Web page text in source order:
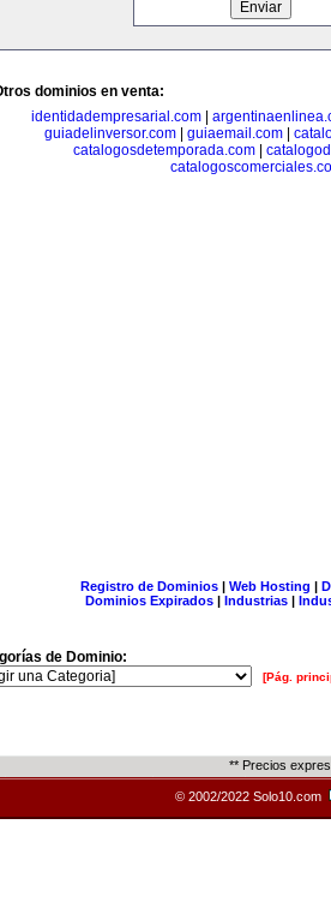
dominios en venta:
identidadempresarial.com
guiadelinversor.com| guiaemail.com|
catalogosdetemporada.com|
Registro de Dominios| Web Hosting |
Dominios Expirados | Industrias |
de Dominio:
[Pág.
** Precios
© 2002/2022 Solo10.com